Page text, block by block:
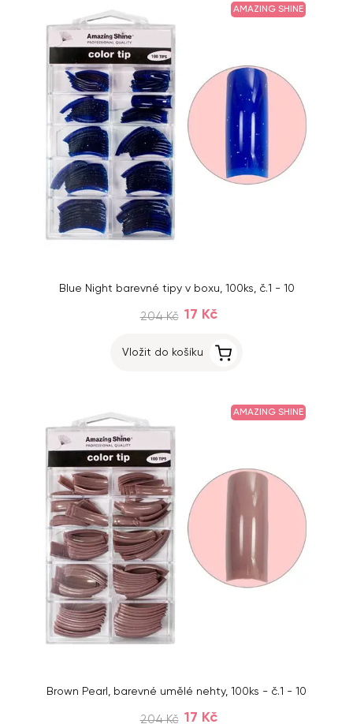
AMAZING SHINE
Blue Night barevné tipy v boxu, 100ks, č.1 - 10
204 Kč 17 Kč
Vložit do košíku
AMAZING SHINE
Brown Pearl, barevné umělé nehty, 100ks - č.1 - 10
204 Kč 17 Kč